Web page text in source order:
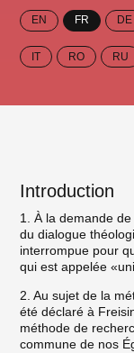
EN FR DE
IT RO RU
Introduction
1. À la demande
du dialogue
interrompue pour
qui est appelée
2. Au sujet de la
été déclaré à
méthode de
commune de nos